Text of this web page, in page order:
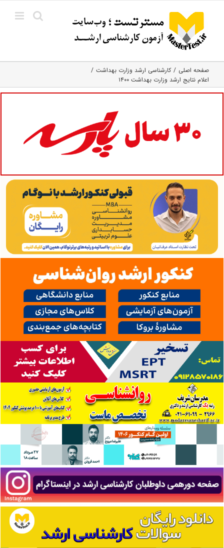
content
صفحه اصلی
کارشناسی ارشد وزارت بهداشت
اعلام نتایج ارشد وزارت بهداشت ۱۴۰۰